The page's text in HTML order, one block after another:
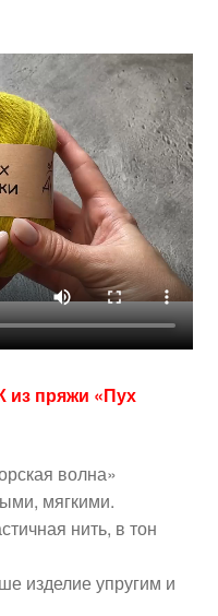
из пряжи «Пух
волна»
мягкими.
нить, в тон
изделие упругим и